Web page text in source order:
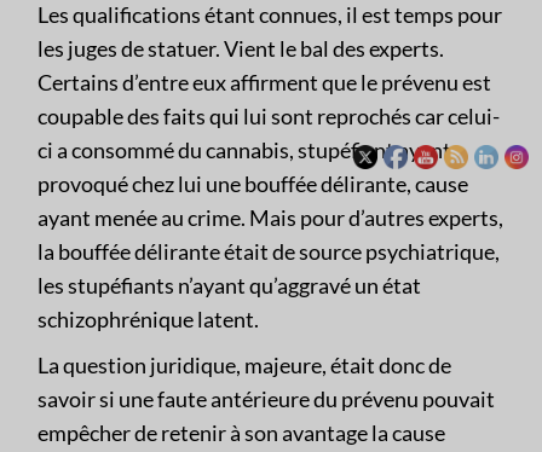
Les qualifications étant connues, il est temps pour
les juges de statuer. Vient le bal des experts.
Certains d’entre eux affirment que le prévenu est
coupable des faits qui lui sont reprochés car celui-
ci a consommé du cannabis, stupéfiant ayant
provoqué chez lui une bouffée délirante, cause
ayant menée au crime. Mais pour d’autres experts,
la bouffée délirante était de source psychiatrique,
les stupéfiants n’ayant qu’aggravé un état
schizophrénique latent.
La question juridique, majeure, était donc de
savoir si une faute antérieure du prévenu pouvait
empêcher de retenir à son avantage la cause